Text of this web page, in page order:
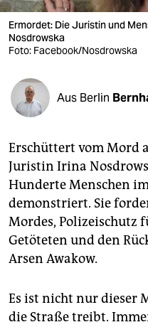
verlag
verlag
shop
fragen & hilfe
unterstützen
abo
genossenschaft
epaper login
Ermordet: Die Juristin und
Nosdrowska
Foto: Facebook/Nosdrowska
Aus Berlin
Erschüttert vom Mord
Juristin Irina
Hunderte Menschen
demonstriert. Sie
Mordes, Polizeischutz
Getöteten und den
Arsen Awakow.
Es ist nicht nur dieser
die Straße treibt.